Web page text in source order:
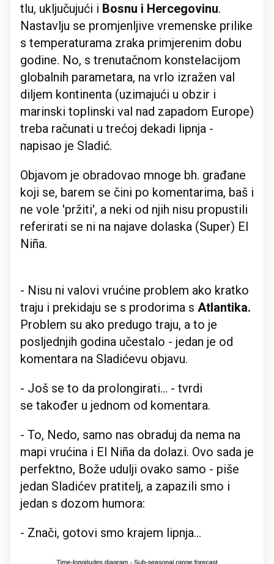
tlu, uključujući i Bosnu i Hercegovinu.
Nastavlju se promjenljive vremenske prilike
s temperaturama zraka primjerenim dobu
godine. No, s trenutačnom konstelacijom
globalnih parametara, na vrlo izražen val
diljem kontinenta (uzimajući u obzir i
marinski toplinski val nad zapadom Europe)
treba računati u trećoj dekadi lipnja -
napisao je Sladić.
Objavom je obradovao mnoge bh. građane
koji se, barem se čini po komentarima, baš i
ne vole 'pržiti', a neki od njih nisu propustili
referirati se ni na najave dolaska (Super) El
Niña.
- Nisu ni valovi vrućine problem ako kratko
traju i prekidaju se s prodorima s Atlantika.
Problem su ako predugo traju, a to je
posljednjih godina učestalo - jedan je od
komentara na Sladićevu objavu.
- Još se to da prolongirati... - tvrdi
se također u jednom od komentara.
- To, Nedo, samo nas obraduj da nema na
mapi vrućina i El Niña da dolazi. Ovo sada je
perfektno, Bože udulji ovako samo - piše
jedan Sladićev pratitelj, a zapazili smo i
jedan s dozom humora:
- Znači, gotovi smo krajem lipnja...